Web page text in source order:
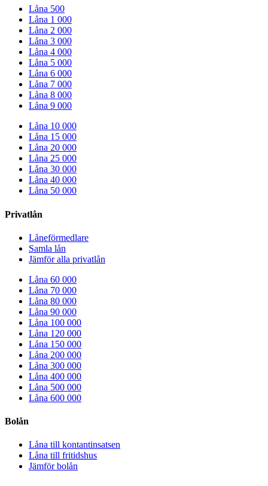
Låna 500
Låna 1 000
Låna 2 000
Låna 3 000
Låna 4 000
Låna 5 000
Låna 6 000
Låna 7 000
Låna 8 000
Låna 9 000
Låna 10 000
Låna 15 000
Låna 20 000
Låna 25 000
Låna 30 000
Låna 40 000
Låna 50 000
Privatlån
Låneförmedlare
Samla lån
Jämför alla privatlån
Låna 60 000
Låna 70 000
Låna 80 000
Låna 90 000
Låna 100 000
Låna 120 000
Låna 150 000
Låna 200 000
Låna 300 000
Låna 400 000
Låna 500 000
Låna 600 000
Bolån
Låna till kontantinsatsen
Låna till fritidshus
Jämför bolån